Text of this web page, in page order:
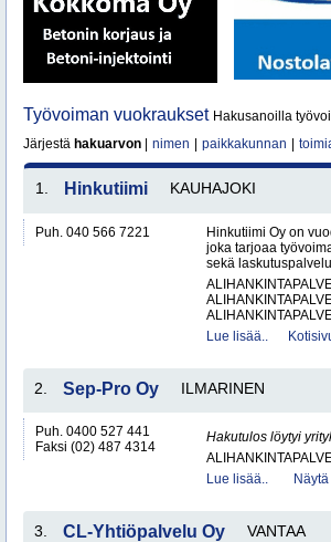
Työvoiman vuokraukset Hakusanoilla
Järjestä hakuarvon nimen paikkakunnan
1. Hinkutiimi KAUHAJOKI
Puh. 040 566 7221
Hinkutiimi Oy on
joka tarjoaa
sekä
Lue lisää..
2. Sep-Pro Oy ILMARINEN
Puh. 0400 527 441
Faksi (02) 487 4314
Hakutulos löytyi
Lue lisää..
3. CL-Yhtiöpalvelu Oy VANTAA